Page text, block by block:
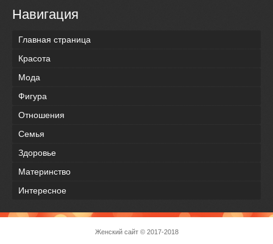
Навигация
Главная страница
Красота
Мода
Фигура
Отношения
Семья
Здоровье
Материнство
Интересное
Женский сайт© 2017-2018